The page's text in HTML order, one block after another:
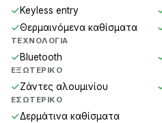
Keyless entry
Θερμαινόμενα καθίσματα
ΤΕΧΝΟΛΟΓΊΑ
Bluetooth
ΕΞΩΤΕΡΙΚΌ
Ζάντες αλουμινίου
ΕΣΩΤΕΡΙΚΌ
Δερμάτινα καθίσματα